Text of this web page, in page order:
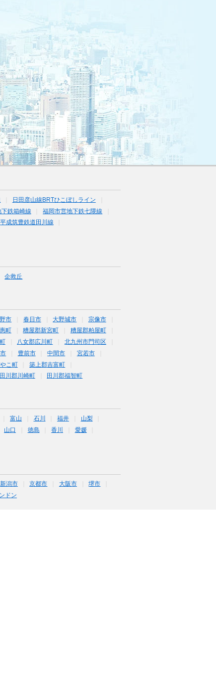
日田彦山線BRTひこぼしライン
鉄箱崎線
福岡市営地下鉄七隈線
平成筑豊鉄道田川線
企救丘
市 春日市 大野城市
宗像市
町 糟屋郡新宮町
糟屋郡粕屋町
八女郡広川町
北九州市門司区
豊前市 中間市
宮若市
こ町
築上郡吉富町
田川郡川崎町 田川郡福智町
富山 石川 福井
山梨
山口 徳島 香川
愛媛
新潟市 京都市 大阪市
堺市
ドン